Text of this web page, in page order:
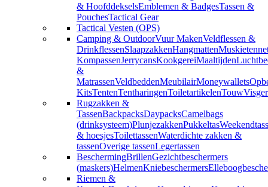
& HoofddekselsEmblemen & BadgesTassen &
PouchesTactical Gear
Tactical Vesten (OPS)
Camping & OutdoorVuur MakenVeldflessen &
DrinkflessenSlaapzakkenHangmatten
KompassenJerrycansKookgereiMaaltijden
&
MatrassenVeldbeddenMeubilairMoneywallets
KitsTentenTentharingenToiletartikelenTouw
Rugzakken &
TassenBackpacksDaypacksCamelbags
(drinksysteem)PlunjezakkenPukkeltas
& hoesjesToilettassenWaterdichte zakken &
tassenOverige tassenLegertassen
BeschermingBrillenGezichtbeschermers
(maskers)HelmenKniebeschermers
Riemen &